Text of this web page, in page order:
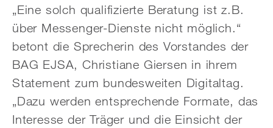
„Eine solch qualifizierte Beratung ist z.B.
über Messenger-Dienste nicht möglich.“
betont die Sprecherin des Vorstandes der
BAG EJSA, Christiane Giersen in ihrem
Statement zum bundesweiten Digitaltag.
„Dazu werden entsprechende Formate, das
Interesse der Träger und die Einsicht der